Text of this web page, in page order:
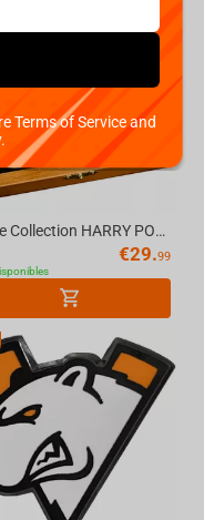
Noble Collection HARRY POTTER - Hogwarts House Pins
€29.99
Terms of Service and